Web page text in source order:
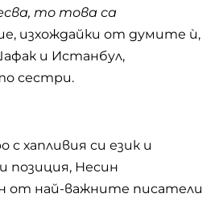
то това са
изхождайки от думите ѝ,
и Истанбул,
сестри.
с хапливия си език и
позиция, Несин
от най-важните писатели